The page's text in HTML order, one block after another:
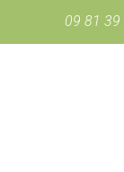
09 81